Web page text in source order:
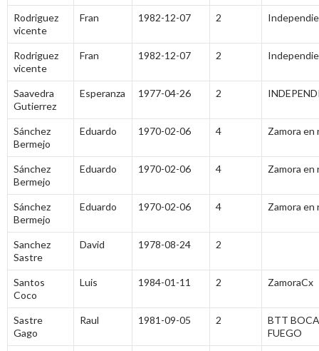
Rodriguez
vicente
Fran 1982-12-07 2
Rodriguez
vicente
Fran 1982-12-07 2
Saavedra
Gutierrez
Esperanza 1977-04-26 2
Sánchez
Bermejo
Eduardo 1970-02-06 4 Zamora en
Sánchez
Bermejo
Eduardo 1970-02-06 4 Zamora en
Sánchez
Bermejo
Eduardo 1970-02-06 4 Zamora en
Sanchez
Sastre
David 1978-08-24 2
Santos
Coco
Luis 1984-01-11 2 ZamoraCx
Sastre
Gago
Raul 1981-09-05 2
BTT
FUEGO